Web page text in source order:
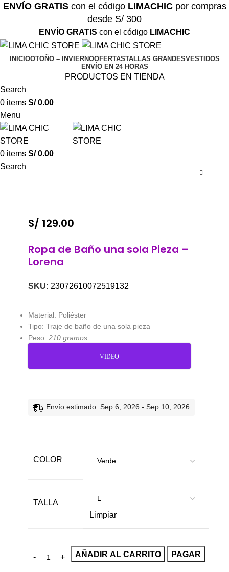
ENVÍO GRATIScon el código LIMACHICpor compras
desde S/ 300
ENVÍO GRATIS con el código LIMACHIC
INICIOOTOÑO – INVIERNOOFERTASTALLAS GRANDESVESTIDOS
ENVÍO EN 24 HORAS
PRODUCTOS EN TIENDA
Search
0 items S/0.00
Menu
0 items S/0.00
Search
S/ 129.00
Ropa de Baño una sola Pieza –
Lorena
SKU: 23072610072519132
Material: Poliéster
Tipo: Traje de baño de una sola pieza
Peso: 210 gramos
VIDEO
Envío estimado: Sep 6, 2026 - Sep 10, 2026
COLOR
TALLA
Limpiar
AÑADIR AL CARRITO PAGAR